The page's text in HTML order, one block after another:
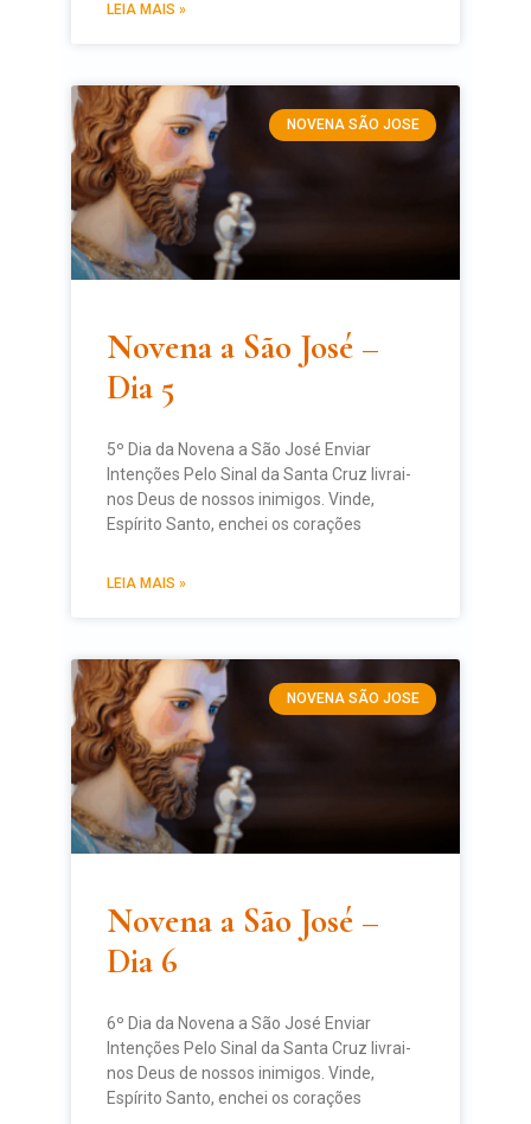
LEIA MAIS »
NOVENA SÃO JOSE
Novena a São José –
Dia 5
5º Dia da Novena a São José Enviar
Intenções Pelo Sinal da Santa Cruz livrai-
nos Deus de nossos inimigos. Vinde,
Espírito Santo, enchei os corações
LEIA MAIS »
NOVENA SÃO JOSE
Novena a São José –
Dia 6
6º Dia da Novena a São José Enviar
Intenções Pelo Sinal da Santa Cruz livrai-
nos Deus de nossos inimigos. Vinde,
Espírito Santo, enchei os corações